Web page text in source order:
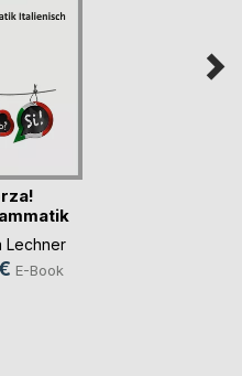
(...)
Lechner
E-Book